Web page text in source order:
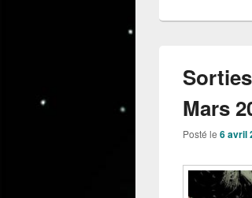
Mars
Posté le 6 avril